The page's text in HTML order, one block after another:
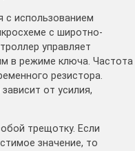
с использованием
с широтно-
управляет
в режиме ключа. Частота
резистора.
от усилия,
трещотку. Если
значение, то